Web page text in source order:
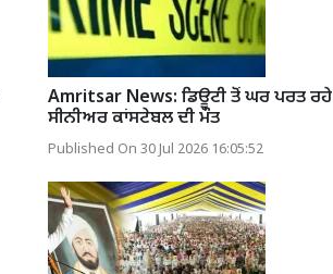
Amritsar News: ਡਿਊਟੀ ਤੋਂ ਘਰ ਪਰਤ ਰਹੇ
ਸੀਨੀਅਰ ਕਾਂਸਟੇਬਲ ਦੀ ਮੌਤ
Published On 30 Jul 2026 16:05:52